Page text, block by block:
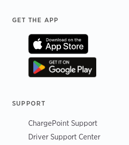
Footer
GET THE APP
SUPPORT
ChargePoint Support
Driver Support Center